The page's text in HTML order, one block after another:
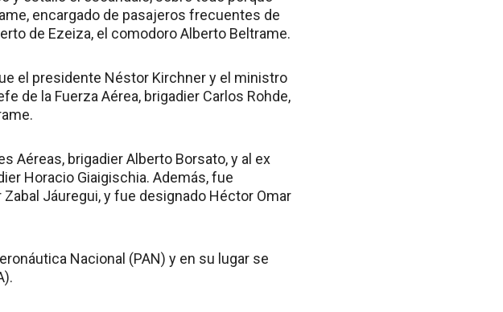
encargado de pasajeros frecuentes de
de Ezeiza, el comodoro Alberto Beltrame.
el presidente Néstor Kirchner y el ministro
de la Fuerza Aérea, brigadier Carlos Rohde,
Aéreas, brigadier Alberto Borsato, y al ex
Horacio Giaigischia. Además, fue
Jáuregui, y fue designado Héctor Omar
Nacional (PAN) y en su lugar se